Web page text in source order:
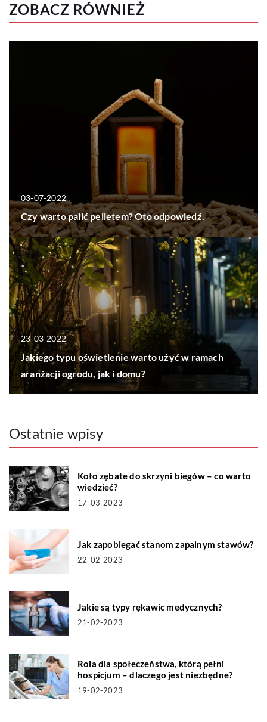
ZOBACZ RÓWNIEŻ
03-07-2022
Czy warto palić pelletem? Oto odpowiedź.
23-03-2022
Jakiego typu oświetlenie warto użyć w ramach
aranżacji ogrodu, jak i domu?
Ostatnie wpisy
Koło zębate do skrzyni biegów – co warto
wiedzieć?
17-03-2023
Jak zapobiegać stanom zapalnym stawów?
22-02-2023
Jakie są typy rękawic medycznych?
21-02-2023
Rola dla społeczeństwa, którą pełni
hospicjum – dlaczego jest niezbędne?
19-02-2023